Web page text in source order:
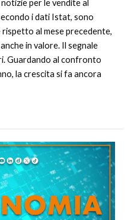
per le vendite al
i dati Istat, sono
rispetto al mese precedente,
in valore. Il segnale
Guardando al confronto
la crescita si fa ancora